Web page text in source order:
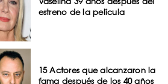
estreno de la película
15 Actores que alcanzaron la
fama después de los 40 años